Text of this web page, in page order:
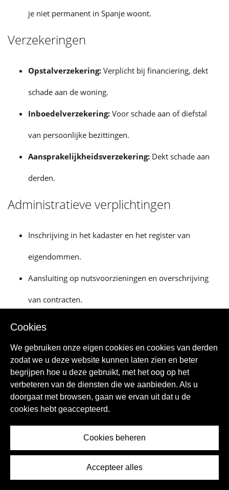
je niet permanent in Spanje woont.
Verzekeringen
Opstalverzekering: Verplicht bij financiering, dekt
schade aan de woning.
Inboedelverzekering: Voor schade aan of diefstal
van persoonlijke bezittingen.
Aansprakelijkheidsverzekering: Dekt schade aan
derden.
Administratieve verplichtingen
Inschrijving in het kadaster en het register van
eigendommen.
Aansluiting op nutsvoorzieningen en overschrijving
van contracten.
Aangeven van je woning bij de gemeente voor
belastingen en heffingen.
Laat je adviseren door een fiscalist of administratiekantoor
met ervaring in Spaans vastgoed om alles correct te regelen.
Leven in je zelfgebouwde
Spaanse droomhuis
afwerken, begint het echte genieten. Wonen in je eigen huis
in Spanje betekent leven op jouw voorwaarden, in een
omgeving die volledig aansluit bij je wensen en levensstijl.
Cookies
We gebruiken onze eigen cookies en cookies van derden
zodat we u deze website kunnen laten zien en beter
begrijpen hoe u deze gebruikt, met het oog op het
verbeteren van de diensten die we aanbieden. Als u
doorgaat met browsen, gaan we ervan uit dat u de
cookies hebt geaccepteerd.
Cookies beheren
Accepteer alles